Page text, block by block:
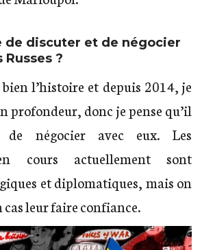
de discuter et de négocier
Russes ?
bien l’histoire et depuis 2014, je
profondeur, donc je pense qu’il
de négocier avec eux. Les
cours actuellement sont
et diplomatiques, mais on
cas leur faire confiance.